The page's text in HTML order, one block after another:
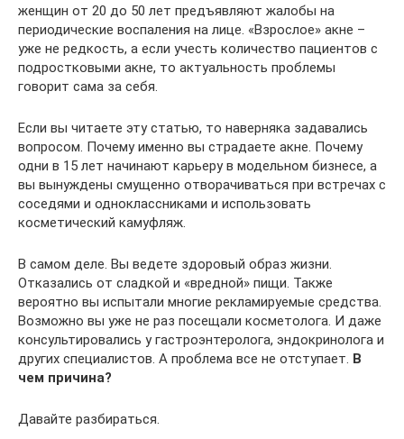
женщин от 20 до 50 лет предъявляют жалобы на
периодические воспаления на лице. «Взрослое» акне –
уже не редкость, а если учесть количество пациентов с
подростковыми акне, то актуальность проблемы
говорит сама за себя.
Если вы читаете эту статью, то наверняка задавались
вопросом. Почему именно вы страдаете акне. Почему
одни в 15 лет начинают карьеру в модельном бизнесе, а
вы вынуждены смущенно отворачиваться при встречах с
соседями и одноклассниками и использовать
косметический камуфляж.
В самом деле. Вы ведете здоровый образ жизни.
Отказались от сладкой и «вредной» пищи. Также
вероятно вы испытали многие рекламируемые средства.
Возможно вы уже не раз посещали косметолога. И даже
консультировались у гастроэнтеролога, эндокринолога и
других специалистов. А проблема все не отступает. В
чем причина?
Давайте разбираться.